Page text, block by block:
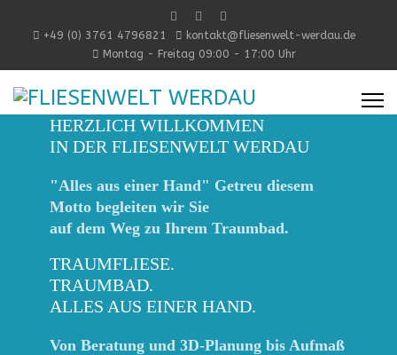
+49 (0) 3761 4796821
kontakt@fliesenwelt-werdau.de
Montag - Freitag 09:00 - 17:00 Uhr
HERZLICH WILLKOMMEN
IN DER FLIESENWELT WERDAU
"Alles aus einer Hand" Getreu diesem
Motto begleiten wir Sie
auf dem Weg zu Ihrem Traumbad.
TRAUMFLIESE.
TRAUMBAD.
ALLES AUS EINER HAND.
Von Beratung und 3D-Planung bis Aufmaß